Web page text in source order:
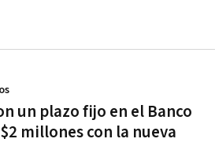
un plazo fijo en el Banco
millones con la nueva